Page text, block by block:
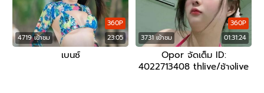
4719 เข้าชม 23:05
360P
เบนซ์
3731 เข้าชม 01:31:24
360P
Opor จัดเต็ม ID:
4022713408 thlive/ช้างlive